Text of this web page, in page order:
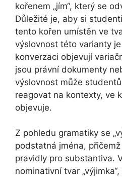
kořenem „jím“, který se
Důležité je, aby si
tento kořen umístěn ve
výslovnost této varianty
konverzaci objevují
jsou právní dokumenty
výslovnost může
reagovat na kontexty, ve
objevuje.
Z pohledu gramatiky se
podstatná jména,
pravidly pro substantiva.
nominativní tvar